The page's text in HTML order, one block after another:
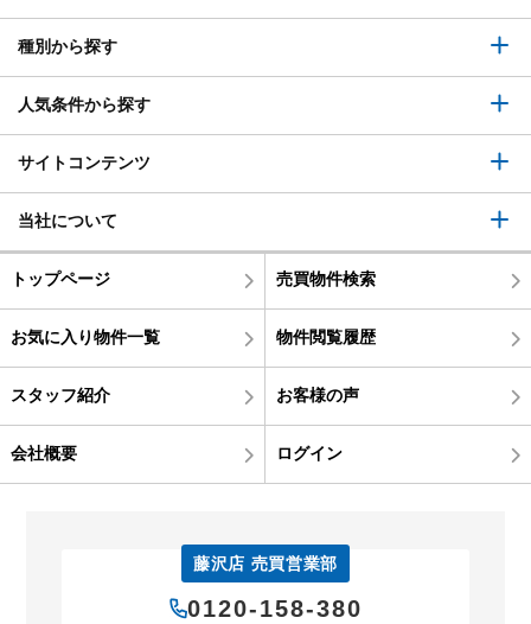
種別から探す
人気条件から探す
サイトコンテンツ
当社について
トップページ 売買物件検索
お気に入り物件一覧 物件閲覧履歴
スタッフ紹介 お客様の声
会社概要 ログイン
藤沢店 売買営業部
0120-158-380